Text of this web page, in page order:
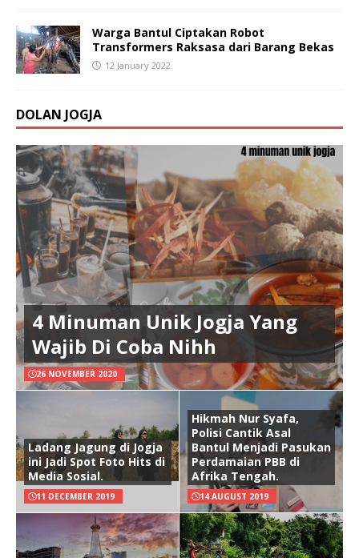
Warga Bantul Ciptakan Robot
Transformers Raksasa dari Barang Bekas
12 January 2022
DOLAN JOGJA
4 Minuman Unik Jogja Yang
Wajib Di Coba Nihh
26 NOVEMBER 2020
Ladang Jagung di Jogja
ini Jadi Spot Foto Hits di
Media Sosial.
11 DECEMBER 2019
Hikmah Nur Syafa,
Polisi Cantik Asal
Bantul Menjadi Pasukan
Perdamaian PBB di
Afrika Tengah.
14 AUGUST 2019